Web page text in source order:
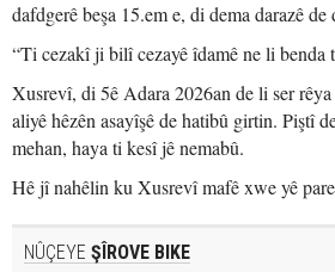
dafdgerê beşa 15.em e, di dema darazê
“Ti cezakî ji bilî cezayê îdamê ne li benda
Xusrevî, di 5ê Adara 2026an de li ser
aliyê hêzên asayîşê de hatibû girtin. Piştî
mehan, haya ti kesî jê nemabû.
Hê jî nahêlin ku Xusrevî mafê xwe yê
NÛÇEYE ŞÎROVE BIKE